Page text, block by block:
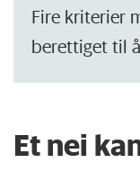
Fire kriterier
berettiget til
de
Man må:
Et nei